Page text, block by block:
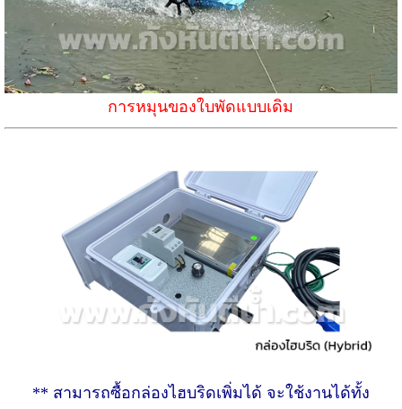
การหมุนของใบพัดแบบเดิม
** สามารถซื้อกล่องไฮบริดเพิ่มได้ จะใช้งานได้ทั้ง